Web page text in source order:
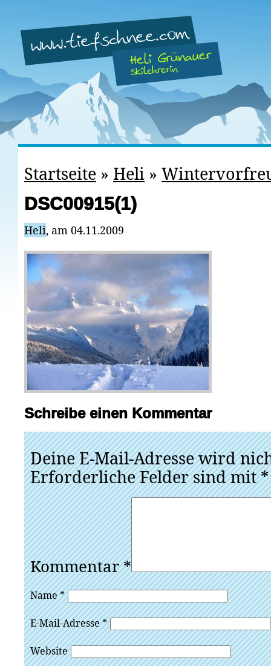
Startseite » Heli »
DSC00915(1)
Heli, am 04.11.2009
Schreibe einen Kommentar
Deine E-Mail-Adresse wird
Erforderliche Felder sind mit*
Kommentar*
Name*
E-Mail-Adresse*
Website